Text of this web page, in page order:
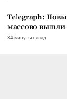
Telegraph:
массово вышли
34 минуты назад